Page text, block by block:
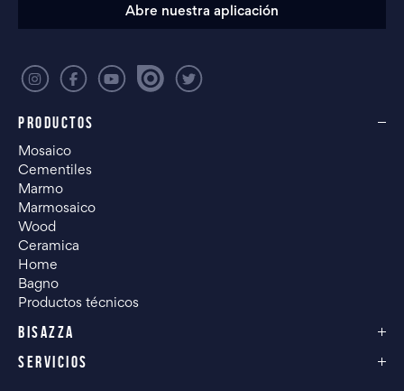
PRODUCTOS
Mosaico
Cementiles
Marmo
Marmosaico
Wood
Ceramica
Home
Bagno
Productos técnicos
BISAZZA
SERVICIOS
Abre nuestra aplicación